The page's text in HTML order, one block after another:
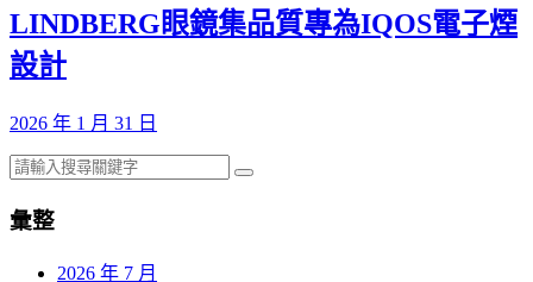
LINDBERG眼鏡集品質專為IQOS電子煙
設計
2026 年 1 月 31 日
彙整
2026 年 7 月